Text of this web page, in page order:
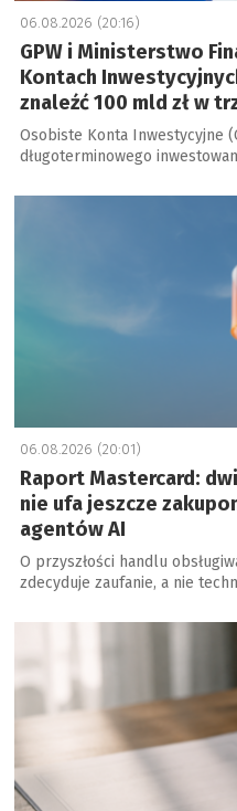
06.08.2026 (20:16)
GPW i Ministerstwo
Kontach
znaleźć 100 mld zł w
Osobiste Konta Inwestycyjne
długoterminowego
a
06.08.2026 (20:01)
Raport Mastercard:
nie ufa jeszcze
agentów AI
O przyszłości handlu
zdecyduje zaufanie, a nie
a